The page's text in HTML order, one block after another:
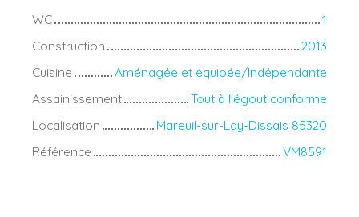
WC
1
Construction
2013
Cuisine
Aménagée et équipée/Indépendante
Assainissement
Tout à l'égout conforme
Localisation
Mareuil-sur-Lay-Dissais 85320
Référence
VM8591